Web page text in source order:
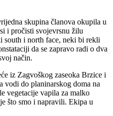
skupina članova okupila u
i pročisti svojevrsnu žilu
i north face, neki bi rekli
da se zapravo radi o dva
način.
iz Zagvoškog zaseoka Brzice i
vodi do planinarskog doma na
vegetacije vapila za malko
što smo i napravili. Ekipa u